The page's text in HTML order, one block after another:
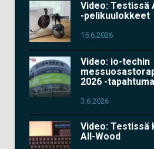
Video: Testissä
-pelikuulokkeet
15.6.2026
Video: io-techin
2026 -
3.6.2026
Video: Testissä
All-Wood